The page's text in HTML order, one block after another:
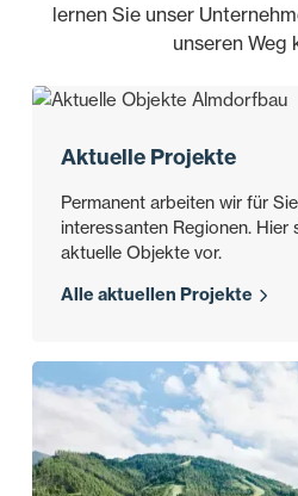
lernen Sie unser
unseren Weg
Aktuelle Projekte
Permanent arbeiten wir für
interessanten Regionen. Hier
aktuelle Objekte vor.
Alle aktuellen Projekte